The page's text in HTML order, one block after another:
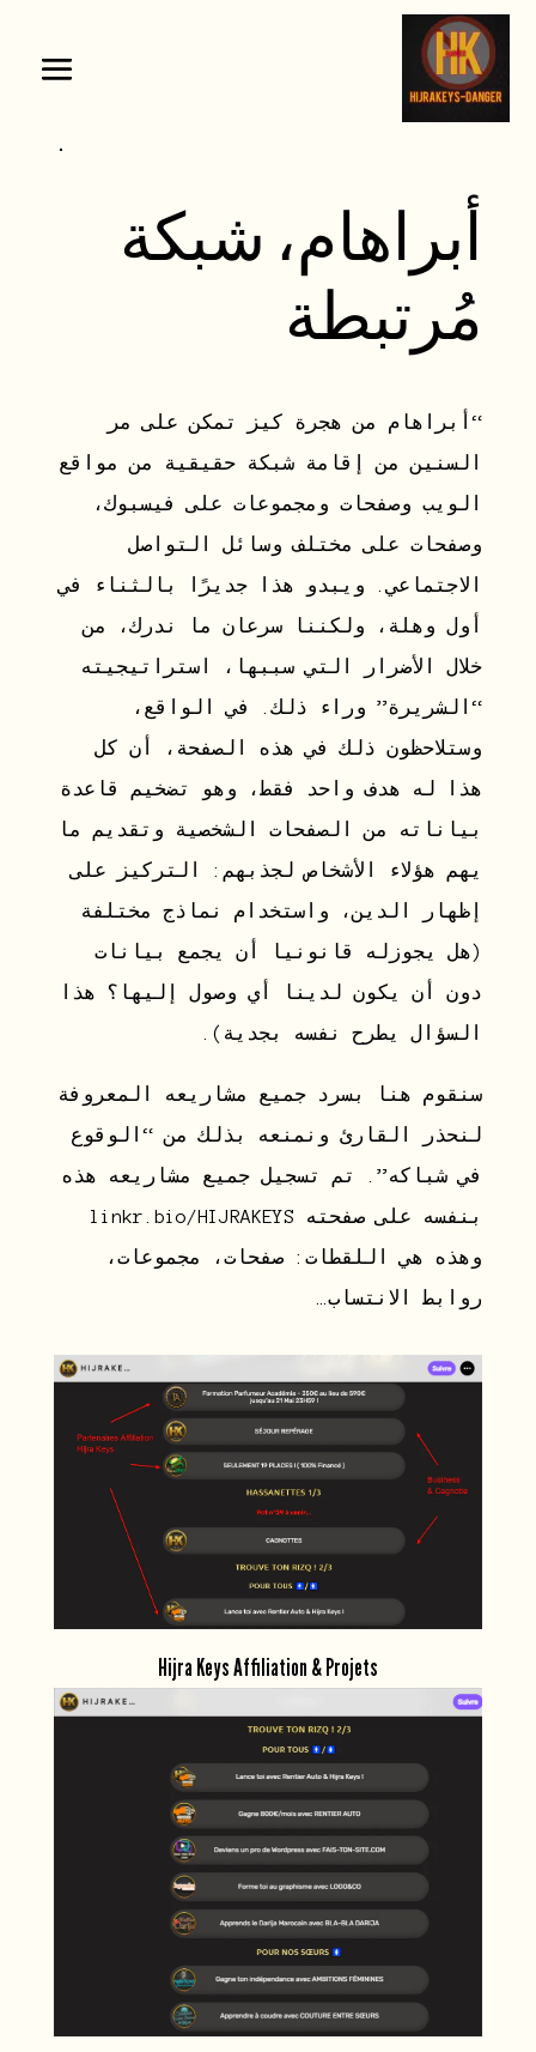
أبراهام، شبكة
مُرتبطة
“أبراهام من هجرة كيز تمكن على مر
السنين من إقامة شبكة حقيقية من مواقع
الويب وصفحات ومجموعات على فيسبوك،
وصفحات على مختلف وسائل التواصل
الاجتماعي. ويبدو هذا جديرًا بالثناء في
أول وهلة، ولكننا سرعان ما ندرك، من
خلال الأضرار التي سببها، استراتيجيته
“الشريرة” وراء ذلك. في الواقع،
وستلاحظون ذلك في هذه الصفحة، أن كل
هذا له هدف واحد فقط، وهو تضخيم قاعدة
بياناته من الصفحات الشخصية وتقديم ما
يهم هؤلاء الأشخاص لجذبهم: التركيز على
إظهار الدين، واستخدام نماذج مختلفة
(هل يجوزله قانونيا أن يجمع بيانات
دون أن يكون لدينا أي وصول إليها؟ هذا
السؤال يطرح نفسه بجدية).
سنقوم هنا بسرد جميع مشاريعه المعروفة
لنحذر القارئ ونمنعه بذلك من “الوقوع
في شباكه”. تم تسجيل جميع مشاريعه هذه
بنفسه على صفحته linkr.bio/HIJRAKEYS
وهذه هي اللقطات: صفحات، مجموعات،
روابط الانتساب…
Hijra Keys Affiliation & Projets